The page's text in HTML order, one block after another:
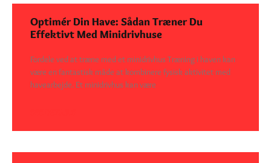
Optimér Din Have: Sådan Træner Du
Effektivt Med Minidrivhuse
Fordele ved at træne med et minidrivhus Træning i haven kan
være en fantastisk måde at kombinere fysisk aktivitet med
havearbejde. Et minidrivhus kan være